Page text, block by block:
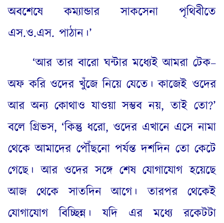
অবশেষে কম্যান্ডার সাকসেনা পৃথিবীতে
এস.ও.এস. পাঠান ।’
‘আর তার বারো ঘন্টার মধ্যেই আমরা টেক–
অফ করি ওদের খুঁজে নিয়ে যেতে। কাজেই ওদের
আর অন্য কোথাও যাওয়া সম্ভব নয়,তাই তো?’
বলে গ্রিভস, ‘কিন্তু ধরো, ওদের এখানে এসে নামা
থেকে আমাদের পৌঁছনো পর্যন্ত দশদিন তো কেটে
গেছে।আর ওদের সঙ্গে শেষ যোগাযোগ হয়েছে
আজ থেকে সাতদিন আগে। তারপর থেকেই
যোগাযোগ বিচ্ছিন্ন । যদি এর মধ্যে রকেটটা